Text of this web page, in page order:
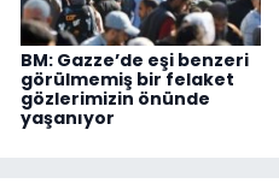
BM: Gazze’de eşi benzeri
görülmemiş bir felaket
gözlerimizin önünde
yaşanıyor